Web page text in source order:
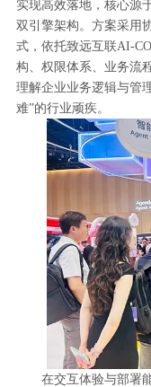
实现高效落地，核心源
双引擎架构。方案采用
式，依托致远互联AI-
构、权限体系、业务流
理解企业业务逻辑与管
难”的行业顽疾。
在交互体验与部署